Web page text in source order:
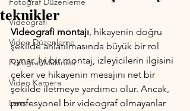
Videografi
Video Düzenleme
Fotoğraf Makinesi
Video Kamera
Lens
teknikler
Videografi montajı, hikayenin doğru
şekilde anlatılmasında büyük bir rol
oynar. İyi bir montaj, izleyicilerin ilgisini
çeker ve hikayenin mesajını net bir
şekilde iletmeye yardımcı olur. Ancak,
profesyonel bir videograf olmayanlar